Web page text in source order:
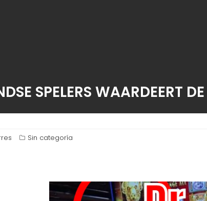
SPELERS WAARDEERT
Sin categoría